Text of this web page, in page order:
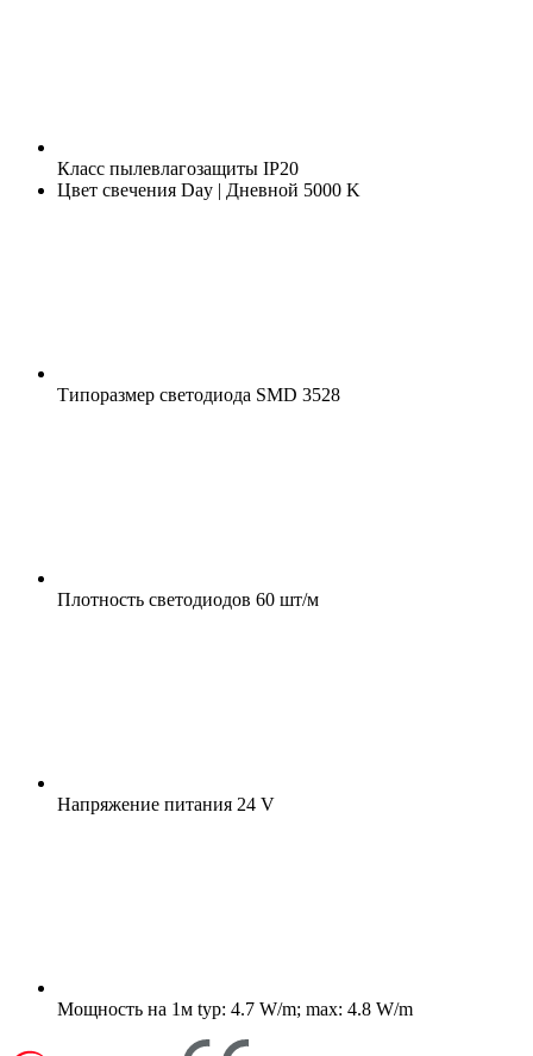
Класс пылевлагозащиты IP20
Цвет свечения Day | Дневной 5000 K
Типоразмер светодиода SMD 3528
Плотность светодиодов 60 шт/м
Напряжение питания 24 V
Мощность на 1м typ: 4.7 W/m; max: 4.8 W/m